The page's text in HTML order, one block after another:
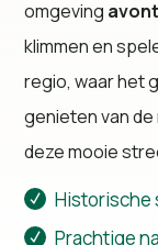
omgeving
klimmen en
regio, waar het
genieten van de
deze mooie
Historische
Prachtige